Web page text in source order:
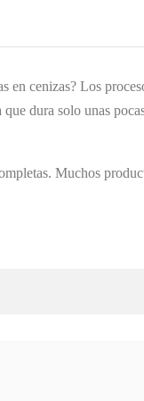
cenizas? Los
dura solo unas
Muchos